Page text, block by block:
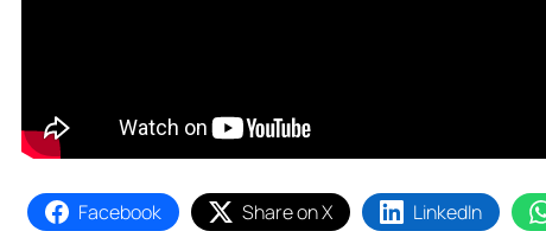
Facebook Share on X LinkedIn